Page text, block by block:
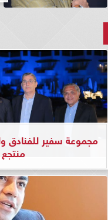
مجموعة سفير للفنادق